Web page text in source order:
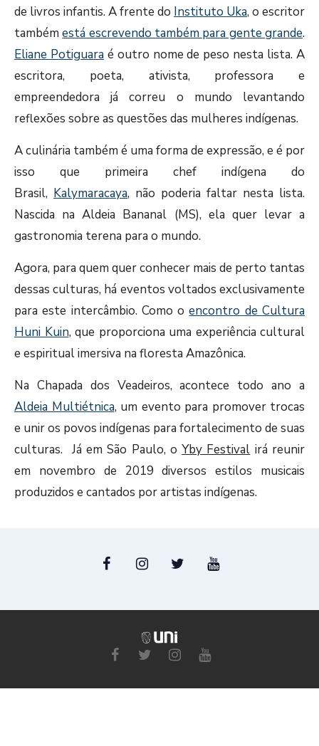
de livros infantis. A frente do Instituto Uka, o escritor
tambémestá escrevendo também para gente grande.
Eliane Potiguara é outro nome de peso nesta lista. A
escritora, poeta, ativista, professora e
empreendedora já correu o mundo levantando
reflexões sobre as questões das mulheres indígenas.
A culinária também é uma forma de expressão, e é por
isso que primeira chef indígena do
Brasil, Kalymaracaya, não poderia faltar nesta lista.
Nascida na Aldeia Bananal (MS), ela quer levar a
gastronomia terena para o mundo.
Agora, para quem quer conhecer mais de perto tantas
dessas culturas, há eventos voltados exclusivamente
para este intercâmbio. Como oencontro de Cultura
Huni Kuin, que proporciona uma experiência cultural
e espiritual imersiva na floresta Amazônica.
Na Chapada dos Veadeiros, acontece todo ano a
Aldeia Multiétnica, um evento para promover trocas
e unir os povos indígenas para fortalecimento de suas
culturas. Já em São Paulo, oYby Festival irá reunir
em novembro de 2019 diversos estilos musicais
produzidos e cantados por artistas indígenas.